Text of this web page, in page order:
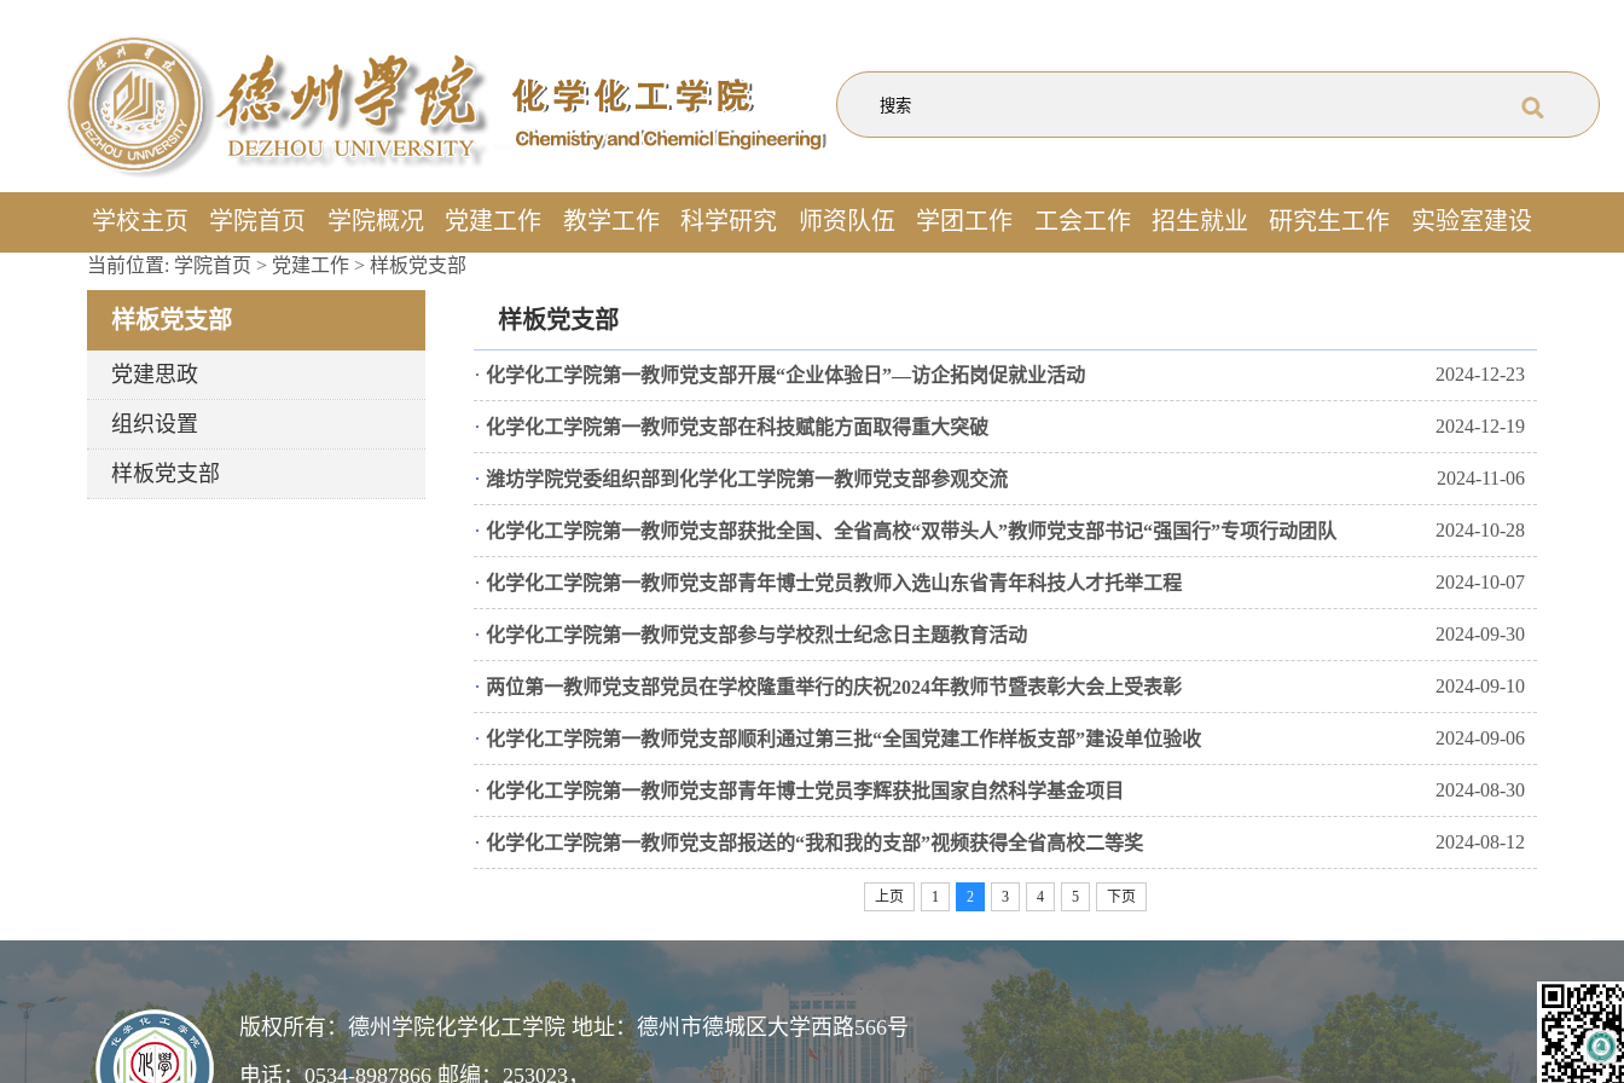
学校主页 学院首页 学院概况 党建工作 教学工作 科学研究 师资队伍 学团工作 工会工作 招生就业 研究生工作 实验室建设
当前位置: 学院首页 > 党建工作 > 样板党支部
样板党支部
党建思政
组织设置
样板党支部
样板党支部
· 化学化工学院第一教师党支部开展“企业体验日”—访企拓岗促就业活动 2024-12-23
· 化学化工学院第一教师党支部在科技赋能方面取得重大突破 2024-12-19
· 潍坊学院党委组织部到化学化工学院第一教师党支部参观交流 2024-11-06
· 化学化工学院第一教师党支部获批全国、全省高校“双带头人”教师党支部书记“强国行”专项行动团队 2024-10-28
· 化学化工学院第一教师党支部青年博士党员教师入选山东省青年科技人才托举工程 2024-10-07
· 化学化工学院第一教师党支部参与学校烈士纪念日主题教育活动 2024-09-30
· 两位第一教师党支部党员在学校隆重举行的庆祝2024年教师节暨表彰大会上受表彰 2024-09-10
· 化学化工学院第一教师党支部顺利通过第三批“全国党建工作样板支部”建设单位验收 2024-09-06
· 化学化工学院第一教师党支部青年博士党员李辉获批国家自然科学基金项目 2024-08-30
· 化学化工学院第一教师党支部报送的“我和我的支部”视频获得全省高校二等奖 2024-08-12
上页 1 2 3 4 5 下页
版权所有：德州学院化学化工学院 地址：德州市德城区大学西路566号
电话：0534-8987866 邮编：253023，